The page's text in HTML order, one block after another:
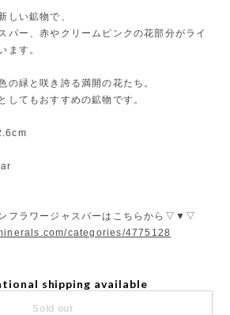
しい鉱物で、
パー、赤やクリームピンクの花部分がライ
ます。
の緑と咲き誇る満開の花たち。
してもおすすめの鉱物です。
フラワージャスパーはこちらから▽▼▽
categories/4775128
shipping available
Sold out